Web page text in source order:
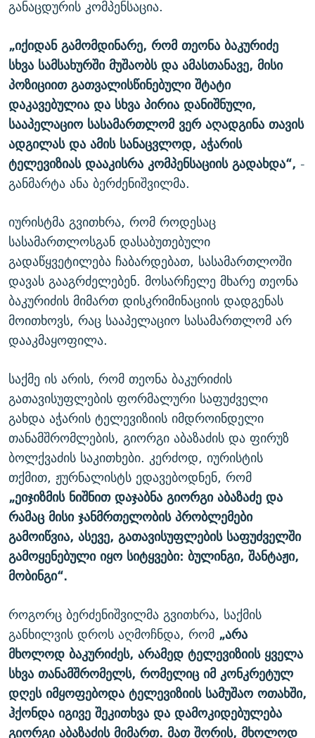
განაცდურის კომპენსაცია.
„იქიდან გამომდინარე, რომ თეონა ბაკურიძე
სხვა სამსახურში მუშაობს და ამასთანავე, მისი
პოზიციით გათვალისწინებული შტატი
დაკავებულია და სხვა პირია დანიშნული,
სააპელაციო სასამართლომ ვერ აღადგინა თავის
ადგილას და ამის სანაცვლოდ, აჭარის
ტელევიზიას დააკისრა კომპენსაციის გადახდა“, -
განმარტა ანა ბერძენიშვილმა.
იურისტმა გვითხრა, რომ როდესაც
სასამართლოსგან დასაბუთებული
გადაწყვეტილება ჩაბარდებათ, სასამართლოში
დავას გააგრძელებენ. მოსარჩელე მხარე თეონა
ბაკურიძის მიმართ დისკრიმინაციის დადგენას
მოითხოვს, რაც სააპელაციო სასამართლომ არ
დააკმაყოფილა.
საქმე ის არის, რომ თეონა ბაკურიძის
გათავისუფლების ფორმალური საფუძველი
გახდა აჭარის ტელევიზიის იმდროინდელი
თანამშრომლების, გიორგი აბაზაძის და ფირუზ
ბოლქვაძის საკითხები. კერძოდ, იურისტის
თქმით, ჟურნალისტს ედავებოდნენ, რომ
„ეიჯიზმის ნიშნით დაჯაბნა გიორგი აბაზაძე და
რამაც მისი ჯანმრთელობის პრობლემები
გამოიწვია, ასევე, გათავისუფლების საფუძველში
გამოყენებული იყო სიტყვები: ბულინგი, შანტაჟი,
მობინგი“.
როგორც ბერძენიშვილმა გვითხრა, საქმის
განხილვის დროს აღმოჩნდა, რომ „არა
მხოლოდ ბაკურიძეს, არამედ ტელევიზიის ყველა
სხვა თანამშრომელს, რომელიც იმ კონკრეტულ
დღეს იმყოფებოდა ტელევიზიის სამუშაო ოთახში,
ჰქონდა იგივე შეკითხვა და დამოკიდებულება
გიორგი აბაზაძის მიმართ. მათ შორის, მხოლოდ